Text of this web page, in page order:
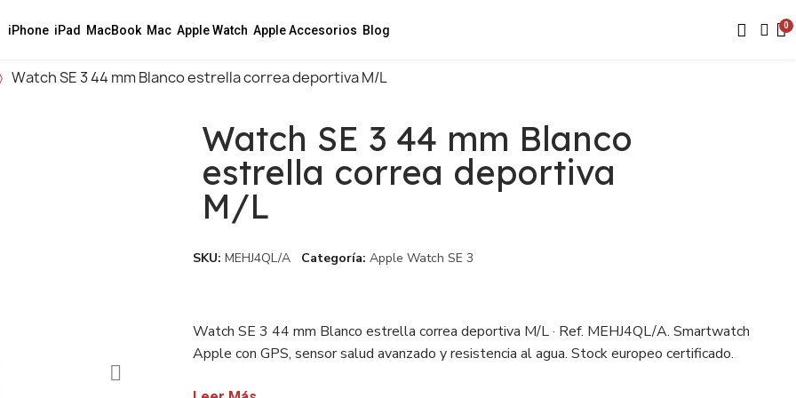
iPhone iPad MacBook Mac Apple Watch Apple Accesorios Blog
Watch SE 3 44 mm Blanco estrella correa deportiva M/L
Watch SE 3 44 mm Blanco
estrella correa deportiva
M/L
SKU MEHJ4QL/A Categoría Apple Watch SE 3
Watch SE 3 44 mm Blanco estrella correa deportiva M/L · Ref. MEHJ4QL/A. Smartwatch
Apple con GPS, sensor salud avanzado y resistencia al agua. Stock europeo certificado.